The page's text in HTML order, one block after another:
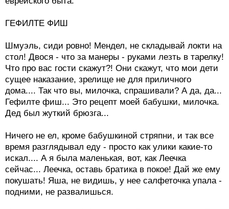
ГЕФИЛТЕ ФИШ
Шмуэль, сиди ровно! Мендел, не складывай локти на
стол! Двося - что за манеры - руками лезть в тарелку!
Что про вас гости скажут?! Они скажут, что мои дети
сущее наказание, зрелище не для приличного
дома.... Так что вы, милочка, спрашивали? А да, да...
Гефилте фиш... Это рецепт моей бабушки, милочка.
Дед был жуткий брюзга...
Ничего не ел, кроме бабушкиной стряпни, и так все
время разглядывал еду - просто как улики какие-то
искал.... А я была маленькая, вот, как Леечка
сейчас... Леечка, оставь братика в покое! Дай же ему
покушать! Яша, не видишь, у нее салфеточка упала -
подними, не развалишься.